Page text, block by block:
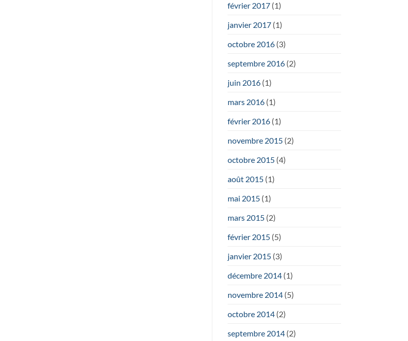
février 2017 (1)
janvier 2017 (1)
octobre 2016 (3)
septembre 2016 (2)
juin 2016 (1)
mars 2016 (1)
février 2016 (1)
novembre 2015 (2)
octobre 2015 (4)
août 2015 (1)
mai 2015 (1)
mars 2015 (2)
février 2015 (5)
janvier 2015 (3)
décembre 2014 (1)
novembre 2014 (5)
octobre 2014 (2)
septembre 2014 (2)